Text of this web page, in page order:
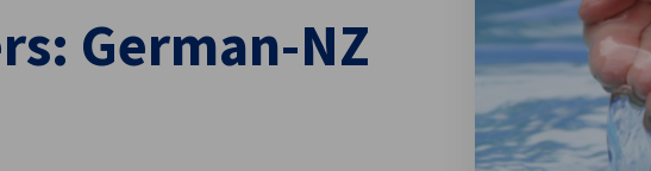
German-NZ